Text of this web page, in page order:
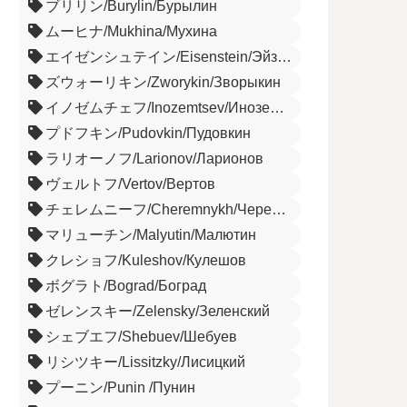
ブリリン/Burylin/Бурылин
ムーヒナ/Mukhina/Мухина
エイゼンシュテイン/Eisenstein/Эйзенштейн
ズウォーリキン/Zworykin/Зворыкин
イノゼムチェフ/Inozemtsev/Иноземцев
プドフキン/Pudovkin/Пудовкин
ラリオーノフ/Larionov/Ларионов
ヴェルトフ/Vertov/Вертов
チェレムニーフ/Cheremnykh/Черемных
マリューチン/Malyutin/Малютин
クレショフ/Kuleshov/Кулешов
ボグラト/Bograd/Боград
ゼレンスキー/Zelensky/Зеленский
シェブエフ/Shebuev/Шебуев
リシツキー/Lissitzky/Лисицкий
プーニン/Punin /Пунин